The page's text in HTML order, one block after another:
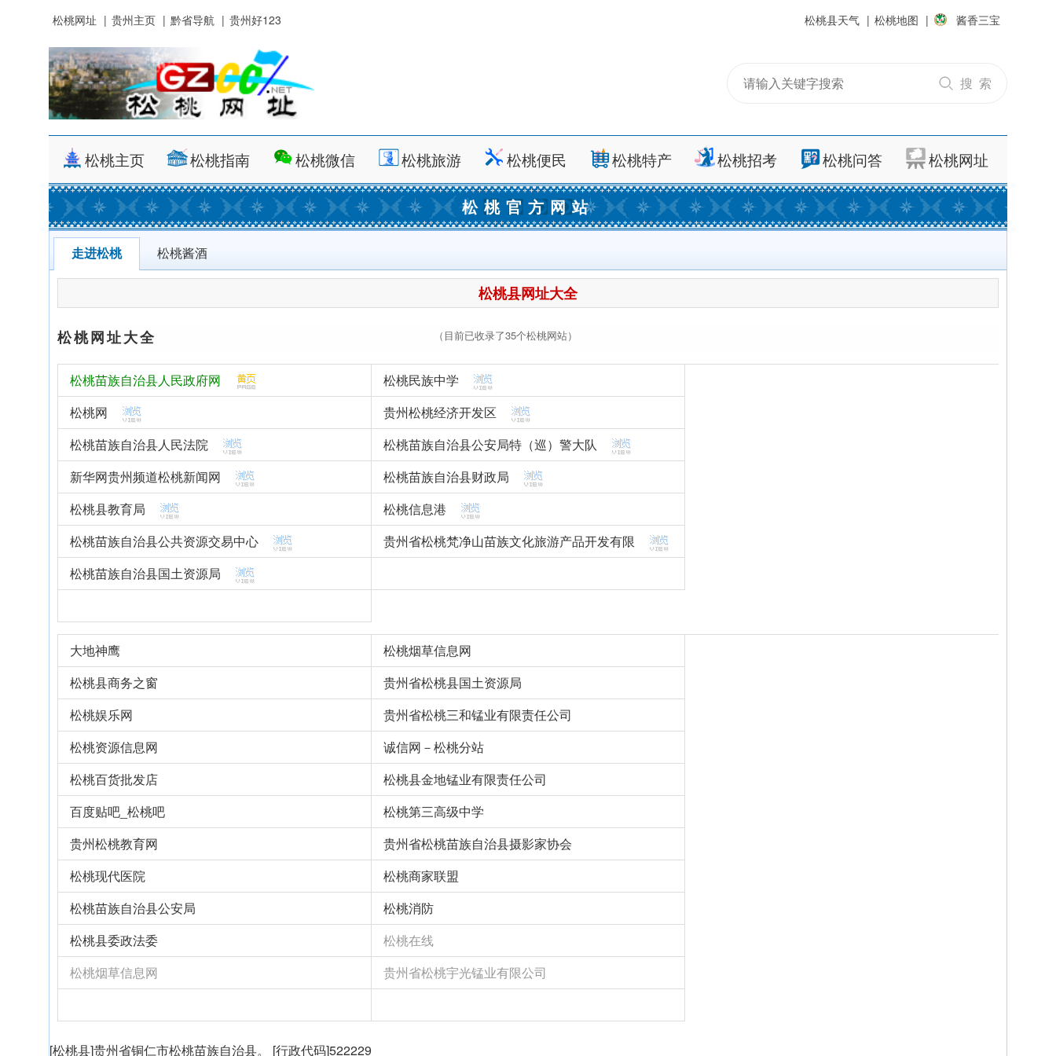
松桃网址 | 贵州主页 | 黔省导航 | 贵州好123 松桃县天气 | 松桃地图 | 酱香三宝
搜 索
松桃主页 松桃指南 松桃微信 松桃旅游 松桃便民 松桃特产 松桃招考 松桃问答 松桃网址
松桃官方网站
走进松桃 松桃酱酒
松桃县网址大全
松桃网址大全 （目前已收录了35个松桃网站）
松桃苗族自治县人民政府网
松桃民族中学
松桃网
贵州松桃经济开发区
松桃苗族自治县人民法院
松桃苗族自治县公安局特（巡）警大队
新华网贵州频道松桃新闻网
松桃苗族自治县财政局
松桃县教育局
松桃信息港
松桃苗族自治县公共资源交易中心
贵州省松桃梵净山苗族文化旅游产品开发有限
松桃苗族自治县国土资源局
大地神鹰
松桃烟草信息网
松桃县商务之窗
贵州省松桃县国土资源局
松桃娱乐网
贵州省松桃三和锰业有限责任公司
松桃资源信息网
诚信网－松桃分站
松桃百货批发店
松桃县金地锰业有限责任公司
百度贴吧_松桃吧
松桃第三高级中学
贵州松桃教育网
贵州省松桃苗族自治县摄影家协会
松桃现代医院
松桃商家联盟
松桃苗族自治县公安局
松桃消防
松桃县委政法委
松桃在线
松桃烟草信息网
贵州省松桃宇光锰业有限公司
[松桃县]贵州省铜仁市松桃苗族自治县。 [行政代码]522229